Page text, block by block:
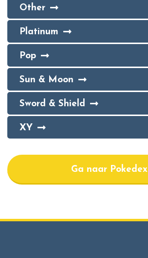
Other
Platinum
Pop
Sun & Moon
Sword & Shield
XY
Ga naar Pokedex